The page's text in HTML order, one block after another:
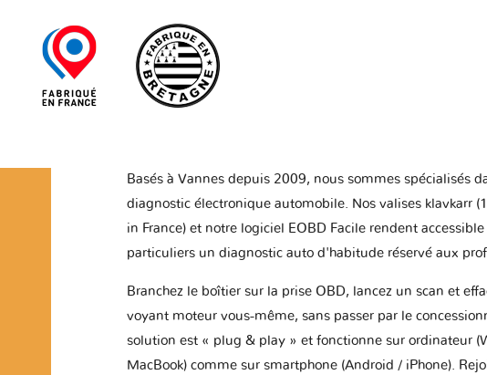
Basés à Vannes depuis 2009, nous sommes spécialisés
diagnostic électronique automobile. Nos valises klavkarr
in France) et notre logiciel EOBD Facile rendent accessible
particuliers un diagnostic auto d'habitude réservé aux
Branchez le boîtier sur la prise OBD, lancez un scan et
voyant moteur vous-même, sans passer par le
solution est « plug & play » et fonctionne sur ordinateur
MacBook) comme sur smartphone (Android / iPhone).